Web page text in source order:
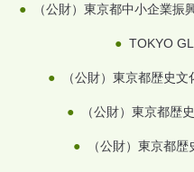
（公財）東京都中小企業振
TOKYO
（公財）東京都歴史
（公財）東京都歴
（公財）東京都